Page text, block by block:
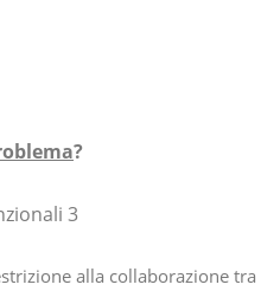
?
alla collaborazione tra